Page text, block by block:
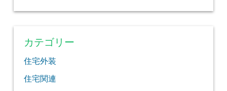
カテゴリー
住宅外装
住宅関連